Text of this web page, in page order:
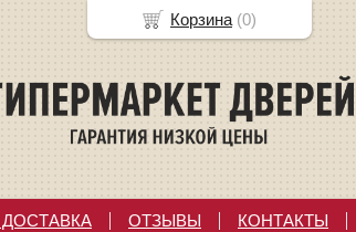
ОТЗЫВЫ КОНТАКТЫ
Корзина (0)